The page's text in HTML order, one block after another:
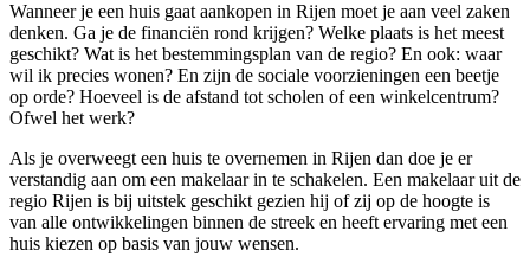
Wanneer je een huis gaat aankopen in Rijen moet je aan veel zaken
denken. Ga je de financiën rond krijgen? Welke plaats is het meest
geschikt? Wat is het bestemmingsplan van de regio? En ook: waar
wil ik precies wonen? En zijn de sociale voorzieningen een beetje
op orde? Hoeveel is de afstand tot scholen of een winkelcentrum?
Ofwel het werk?
Als je overweegt een huis te overnemen in Rijen dan doe je er
verstandig aan om een makelaar in te schakelen. Een makelaar uit de
regio Rijen is bij uitstek geschikt gezien hij of zij op de hoogte is
van alle ontwikkelingen binnen de streek en heeft ervaring met een
huis kiezen op basis van jouw wensen.